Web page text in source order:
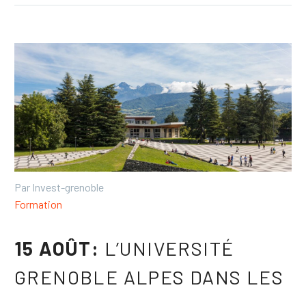
Par Invest-grenoble
Formation
15 AOÛT: L’UNIVERSITÉ
GRENOBLE ALPES DANS LES